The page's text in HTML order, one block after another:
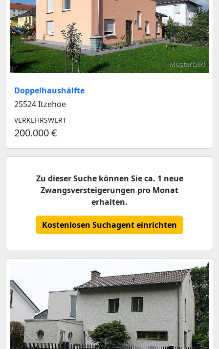
Musterbild
Doppelhaushälfte
25524 Itzehoe
VERKEHRSWERT
200.000 €
Zu dieser Suche können Sie ca. 1 neue
Zwangsversteigerungen pro Monat
erhalten.
Kostenlosen Suchagent einrichten